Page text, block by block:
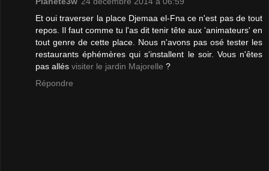
Et oui traverser la place Djemaa el-Fna ce n'est pas de tout
repos. Il faut comme tu l'as dit tenir tête aux 'animateurs' en
tout genre de cette place. Nous n'avons pas osé tester les
restaurants éphémères qui s'installent le soir. Vous n'êtes
pas allés visiter le jardin Majorelle ?
Répondre